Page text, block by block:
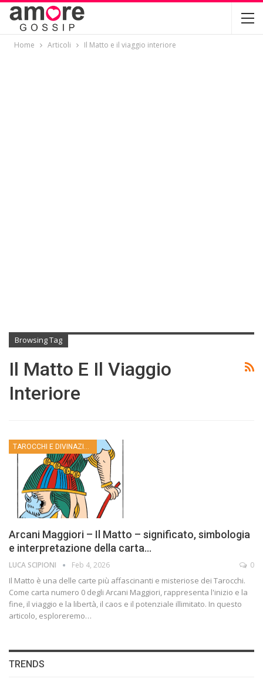
Home Articoli Il Matto e il viaggio interiore
Browsing Tag
Il Matto E Il Viaggio
Interiore
Arcani Maggiori – Il Matto – significato, simbologia
e interpretazione della carta…
LUCA SCIPIONI Feb 4, 2026 0
Il Matto è una delle carte più affascinanti e misteriose dei Tarocchi.
Come carta numero 0 degli Arcani Maggiori, rappresenta l'inizio e la
fine, il viaggio e la libertà, il caos e il potenziale illimitato. In questo
articolo, esploreremo…
TRENDS